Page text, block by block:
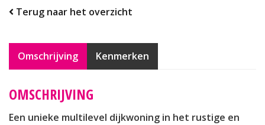
Terug naar het overzicht
Omschrijving Kenmerken
OMSCHRIJVING
Een unieke multilevel dijkwoning in het rustige en